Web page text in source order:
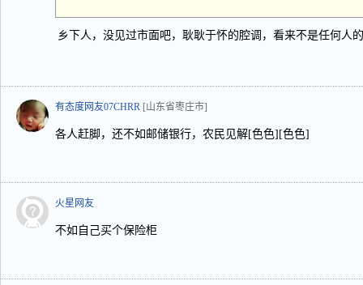
乡下人，没见过市面吧，耿耿于怀的腔调，看来不是任何人
有态度网友07CHRR [山东省枣庄市]
各人赶脚，还不如邮储银行，农民见解[色色][色色]
火星网友
不如自己买个保险柜